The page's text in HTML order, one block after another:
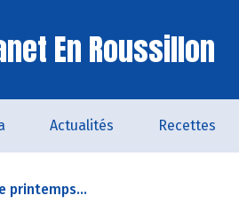
En Roussillon
Actualités Recettes
printemps...